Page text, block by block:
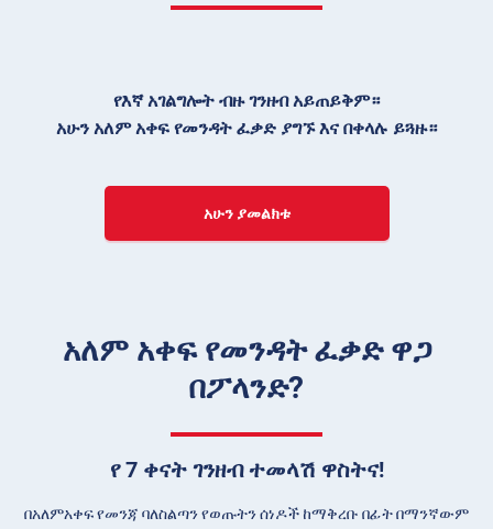
የእኛ አገልግሎት ብዙ ገንዘብ አይጠይቅም።
አሁን አለም አቀፍ የመንዳት ፈቃድ ያግኙ እና በቀላሉ ይጓዙ።
አሁን ያመልክቱ
አለም አቀፍ የመንዳት ፈቃድ ዋጋ
በፖላንድ?
የ 7 ቀናት ገንዘብ ተመላሽ ዋስትና!
በአለምአቀፍ የመንጃ ባለስልጣን የወጡትን ሰነዶች ከማቅረቡ በፊት በማንኛውም